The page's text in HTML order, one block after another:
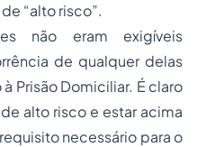
“alto risco”.
não eram exigíveis
de qualquer delas
Prisão Domiciliar. É claro
alto risco e estar acima
necessário para o